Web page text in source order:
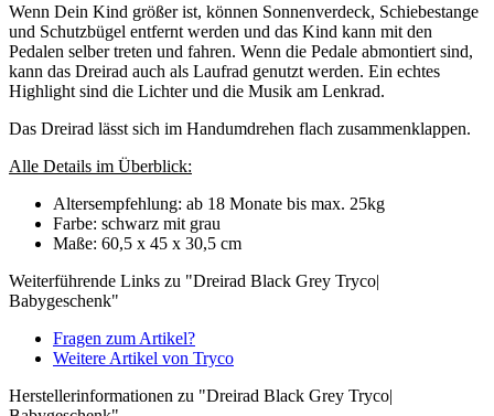
Wenn Dein Kind größer ist, können Sonnenverdeck, Schiebestange
und Schutzbügel entfernt werden und das Kind kann mit den
Pedalen selber treten und fahren. Wenn die Pedale abmontiert sind,
kann das Dreirad auch als Laufrad genutzt werden. Ein echtes
Highlight sind die Lichter und die Musik am Lenkrad.
Das Dreirad lässt sich im Handumdrehen flach zusammenklappen.
Alle Details im Überblick:
Altersempfehlung: ab 18 Monate bis max. 25kg
Farbe: schwarz mit grau
Maße: 60,5 x 45 x 30,5 cm
Weiterführende Links zu "Dreirad Black Grey Tryco|
Babygeschenk"
Fragen zum Artikel?
Weitere Artikel von Tryco
Herstellerinformationen zu "Dreirad Black Grey Tryco|